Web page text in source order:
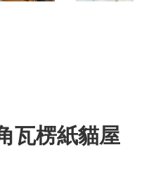
瓦楞紙貓屋